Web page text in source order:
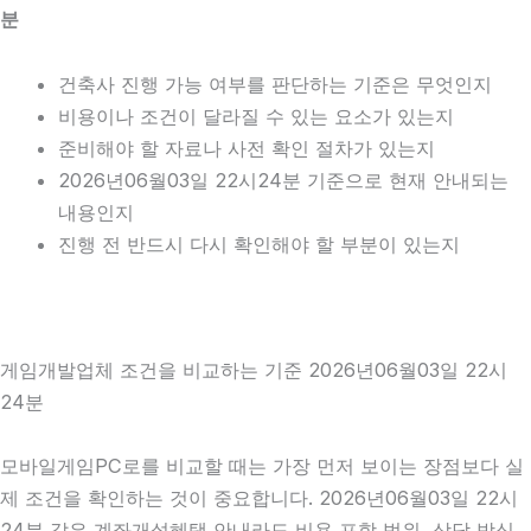
분
건축사 진행 가능 여부를 판단하는 기준은 무엇인지
비용이나 조건이 달라질 수 있는 요소가 있는지
준비해야 할 자료나 사전 확인 절차가 있는지
2026년06월03일 22시24분 기준으로 현재 안내되는
내용인지
진행 전 반드시 다시 확인해야 할 부분이 있는지
게임개발업체 조건을 비교하는 기준 2026년06월03일 22시
24분
모바일게임PC로를 비교할 때는 가장 먼저 보이는 장점보다 실
제 조건을 확인하는 것이 중요합니다. 2026년06월03일 22시